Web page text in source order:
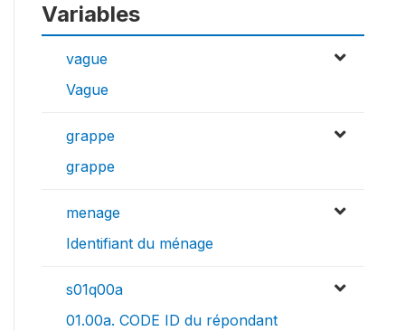
Variables
vague
Vague
grappe
grappe
menage
Identifiant du ménage
s01q00a
01.00a. CODE ID du répondant